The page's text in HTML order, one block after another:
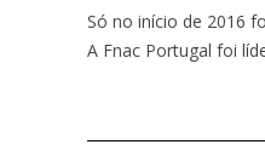
Só no início de 2016
A Fnac Portugal foi